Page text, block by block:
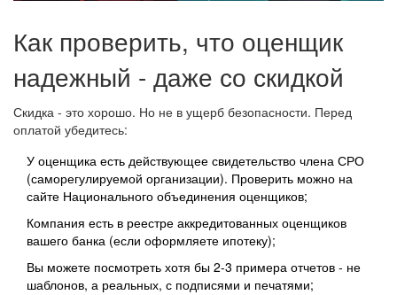
Как проверить, что оценщик
надежный - даже со скидкой
Скидка - это хорошо. Но не в ущерб безопасности. Перед
оплатой убедитесь:
У оценщика есть действующее свидетельство члена СРО
(саморегулируемой организации). Проверить можно на
сайте Национального объединения оценщиков;
Компания есть в реестре аккредитованных оценщиков
вашего банка (если оформляете ипотеку);
Вы можете посмотреть хотя бы 2-3 примера отчетов - не
шаблонов, а реальных, с подписями и печатями;